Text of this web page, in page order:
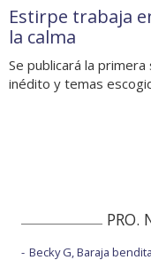
Estirpe trabaja
la calma
Se publicará la
inédito y temas
PRO.
Becky G, Baraja bendita